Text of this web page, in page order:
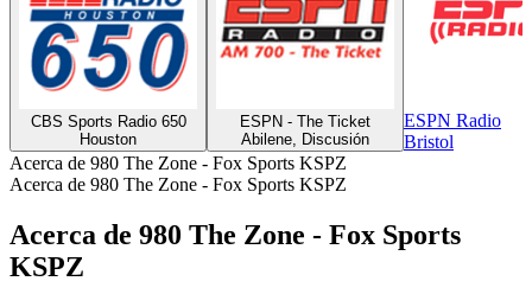
CBS Sports Radio 650
Houston
ESPN - The Ticket
Abilene, Discusión
ESPN Radio
Bristol
Acerca de 980 The Zone - Fox Sports KSPZ
Acerca de 980 The Zone - Fox Sports KSPZ
Acerca de 980 The Zone - Fox Sports
KSPZ